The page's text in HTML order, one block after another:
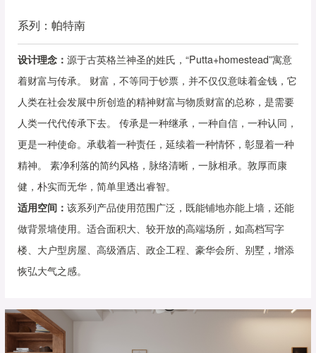
系列：帕特南
设计理念： 源于古英格兰神圣的姓氏，“Putta+homestead”寓意
着财富与传承。 财富，不等同于钞票，并不仅仅意味着金钱，它
人类在社会发展中所创造的精神财富与物质财富的总称，是需要
人类一代代传承下去。 传承是一种继承，一种自信，一种认同，
更是一种使命。承载着一种责任，延续着一种情怀，彰显着一种
精神。 素净利落的简约风格，脉络清晰，一脉相承。敦厚而康
健，朴实而无华，简单里透出睿智。
适用空间： 该系列产品使用范围广泛，既能铺地亦能上墙，还能
做背景墙使用。适合面积大、较开放的高端场所，如高档写字
楼、大户型房屋、高级酒店、政企工程、豪华会所、别墅，增添
恢弘大气之感。